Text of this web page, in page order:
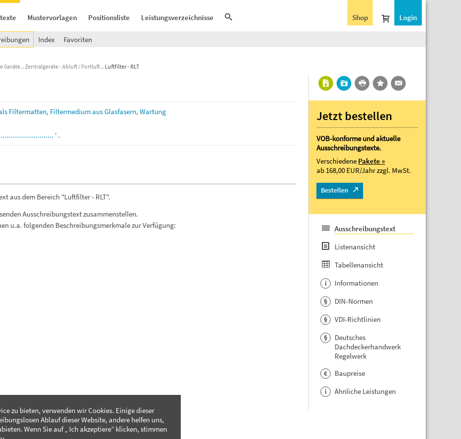
Mustervorlagen Positionsliste Leistungsverzeichnisse Login
Shop
Index Favoriten
Geräte Zentralgeräte - Abluft / Fortluft Luftfilter - RLT
Filtermatten, FiltermediumausGlasfasern, Wartung
' .
aus dem Bereich "Luftfilter - RLT".
Ausschreibungstext zusammenstellen.
u.a. folgenden Beschreibungsmerkmale zur Verfügung:
Jetzt bestellen
VOB-konforme und aktuelle
Ausschreibungstexte.
Verschiedene Pakete »
ab 168,00 EUR/Jahrzzgl. MwSt.
Bestellen
Ausschreibungstext
Listenansicht
Tabellenansicht
i Informationen
§ DIN-Normen
§ VDI-Richtlinien
§
Deutsches
Dachdeckerhandwerk
Regelwerk
€ Baupreise
i Ähnliche Leistungen
zu bieten, verwenden wir Cookies. Einige dieser
Ablauf dieser Website, andere helfen uns,
Wenn Sie auf „ Ich akzeptiere“ klicken, stimmen